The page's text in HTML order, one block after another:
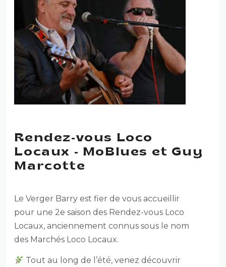
Rendez-vous Loco
Locaux - MoBlues et Guy
Marcotte
Le Verger Barry est fier de vous accueillir
pour une 2e saison des Rendez-vous Loco
Locaux, anciennement connus sous le nom
des Marchés Loco Locaux.
Tout au long de l’été, venez découvrir